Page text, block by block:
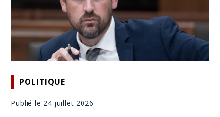
POLITIQUE
Publié le 24 juillet 2026